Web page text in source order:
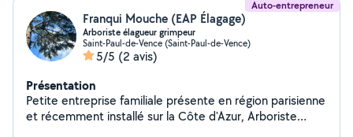
Auto-entrepreneur
Franqui Mouche (EAP Élagage)
Arboriste élagueur grimpeur
Saint-Paul-de-Vence (Saint-Paul-de-Vence)
5/5 (2 avis)
Présentation
Petite entreprise familiale présente en région parisienne
et récemment installé sur la Côte d'Azur, Arboriste